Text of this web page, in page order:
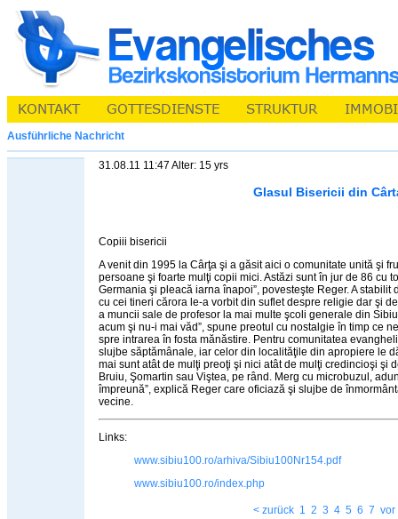
Ausführliche Nachricht
31.08.11 11:47 Alter: 15 yrs
Glasul Bisericii din
Copiii bisericii
A venit din 1995 la Cârţa şi a găsit aici o comunitate unită şi
persoane şi foarte mulţi copii mici. Astăzi sunt în jur de 86 cu
Germania şi pleacă iarna înapoi”, povesteşte Reger. A
cu cei tineri cărora le-a vorbit din suflet despre religie dar şi
a muncii sale de profesor la mai multe şcoli generale din
acum şi nu-i mai văd”, spune preotul cu nostalgie în timp ce
spre intrarea în fosta mănăstire. Pentru comunitatea
slujbe săptămânale, iar celor din localităţile din apropiere le
mai sunt atât de mulţi preoţi şi nici atât de mulţi credincioşi şi
Bruiu, Şomartin sau Viştea, pe rând. Merg cu microbuzul,
împreună”, explică Reger care oficiază şi slujbe de
vecine.
Links:
www.sibiu100.ro/arhiva/Sibiu100Nr154.pdf
www.sibiu100.ro/index.php
< zurück 1 2 3 4 5 6 7 vor